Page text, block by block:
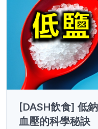
[DASH飲食] 低
血壓的科學秘訣